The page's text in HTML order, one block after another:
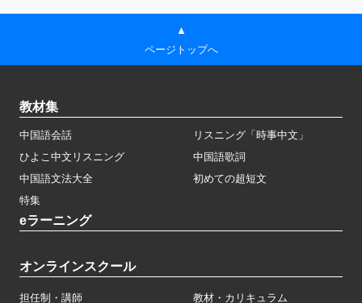
▲
ページトップへ
教材集
中国語会話
リスニング「時事中文」
ひよこ中文リスニング
中国語歌詞
中国語文法大全
初めての超短文
特集
eラーニング
オンラインスクール
担任制・講師 教材・カリキュラム